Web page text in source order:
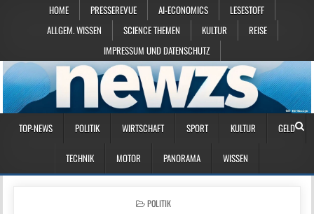
HOME PRESSEREVUE AI-ECONOMICS
LESESTOFF
ALLGEM. WISSEN
SCIENCE THEMEN KULTUR
REISE
IMPRESSUM UND DATENSCHUTZ
TOP-NEWS POLITIK WIRTSCHAFT SPORT KULTUR GELD
TECHNIK MOTOR PANORAMA WISSEN
POSTED IN
POLITIK